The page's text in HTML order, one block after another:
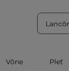
Vône Pleť